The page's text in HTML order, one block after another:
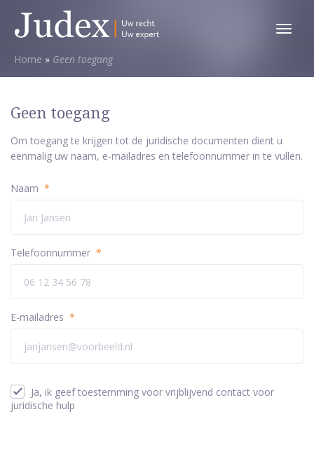
Toggle
Home » Geen toegang
Geen toegang
Om toegang te krijgen tot de juridische documenten dient u
eenmalig uw naam, e-mailadres en telefoonnummer in te vullen.
Naam *
Telefoonnummer *
E-mailadres *
Ja, ik geef toestemming voor vrijblijvend contact voor
juridische hulp